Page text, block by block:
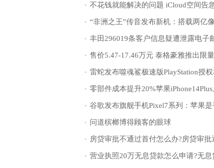
问道槟榔博得顾客的眼球